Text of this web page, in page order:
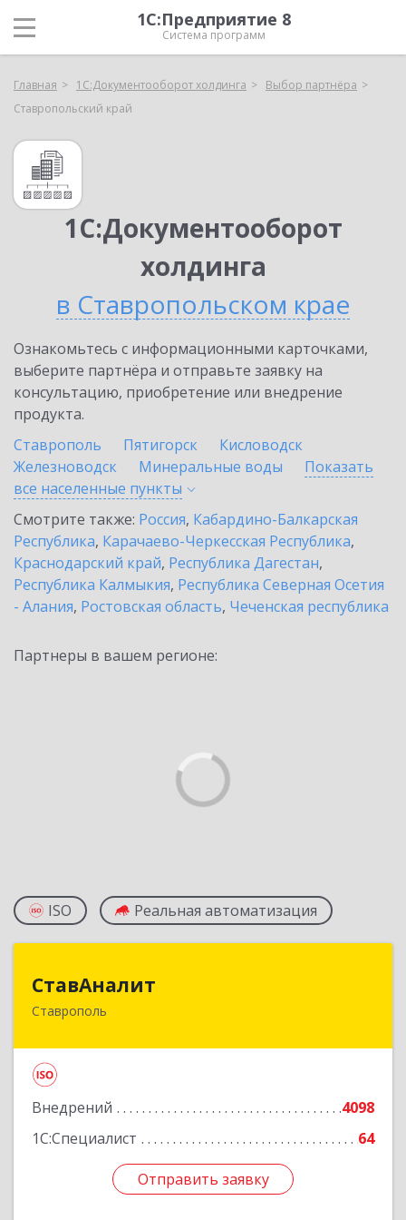
1С:Предприятие 8
Система программ
Главная 1С:Документооборот холдинга
Выбор партнёра
Ставропольский край
1С:Документооборот
холдинга
в Ставропольском крае
Ознакомьтесь с информационными карточками,
выберите партнёра и отправьте заявку на
консультацию, приобретение или внедрение
продукта.
Ставрополь
Пятигорск
Кисловодск
Железноводск
Минеральные воды
Показать
все населенные пункты
Смотрите также: Россия, Кабардино-Балкарская
Республика, Карачаево-Черкесская Республика,
Краснодарский край, Республика Дагестан,
Республика Калмыкия, Республика Северная Осетия
- Алания, Ростовская область, Чеченская республика
Партнеры в вашем регионе:
ISO Реальная автоматизация
СтавАналит
Ставрополь
Внедрений
4098
1С:Специалист
64
Отправить заявку
355045, Ставропольский край, Ставрополь г,
Отправить заявку